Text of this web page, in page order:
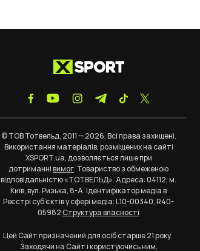
© ТОВ Тотвельд, 2011 — 2026. Всі права захищені.
Використання матеріалів, розміщених на сайті
XSPORT.ua, дозволяється лише при
дотриманнівимог. Товариство з обмеженою
відповідальністю «ТОТВЕЛЬД». Адреса: 04112, м.
Київ, вул. Ризька, 8-А. Ідентифікатор медіа в
Реєстрі суб’єктів у сфері медіа: L10-00340, R40-
05982Структура власності
Цей Сайт призначений для осіб старше 21 року.
Заходячи на Сайт і користуючись ним,